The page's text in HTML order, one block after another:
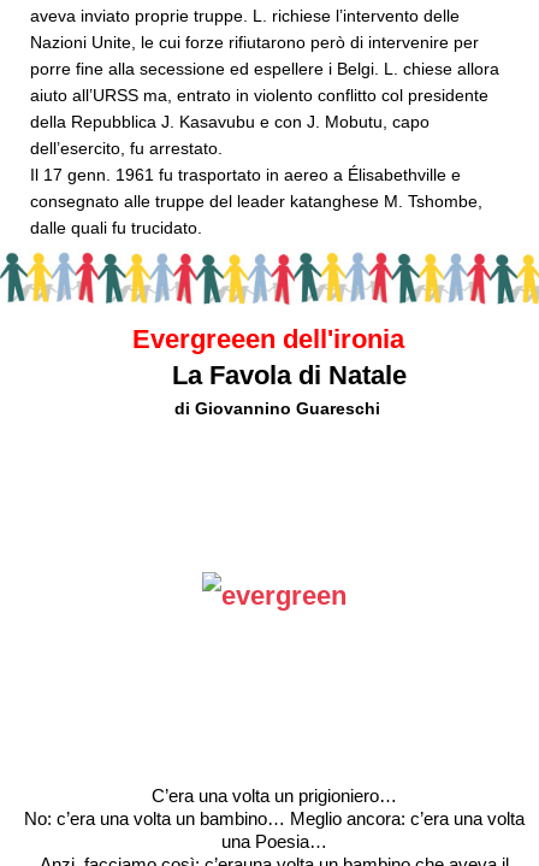
aveva inviato proprie truppe. L. richiese l’intervento delle
Nazioni Unite, le cui forze rifiutarono però di intervenire per
porre fine alla secessione ed espellere i Belgi. L. chiese allora
aiuto all’URSS ma, entrato in violento conflitto col presidente
della Repubblica J. Kasavubu e con J. Mobutu, capo
dell’esercito, fu arrestato.
Il 17 genn. 1961 fu trasportato in aereo a Élisabethville e
consegnato alle truppe del leader katanghese M. Tshombe,
dalle quali fu trucidato.
Evergreeen dell'ironia
La Favola di Natale
di Giovannino Guareschi
C’era una volta un prigioniero…
No: c’era una volta un bambino… Meglio ancora: c’era una volta
una Poesia…